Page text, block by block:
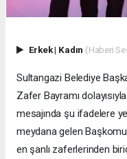
Erkek| Kadın (Haberi
Sultangazi Belediye
Zafer Bayramı
mesajında şu ifadelere
meydana gelen
en şanlı zaferlerinden